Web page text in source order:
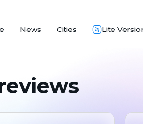
News Cities Lite